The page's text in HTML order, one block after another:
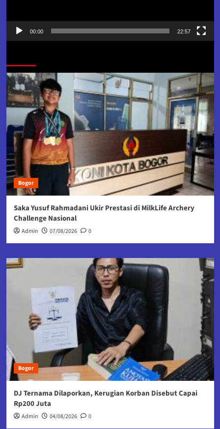
00:00 22:57
Bogor
Saka Yusuf Rahmadani Ukir Prestasi di MilkLife Archery
Challenge Nasional
Admin 07/08/2026 0
Bogor
DJ Ternama Dilaporkan, Kerugian Korban Disebut Capai
Rp200 Juta
Admin 04/08/2026 0